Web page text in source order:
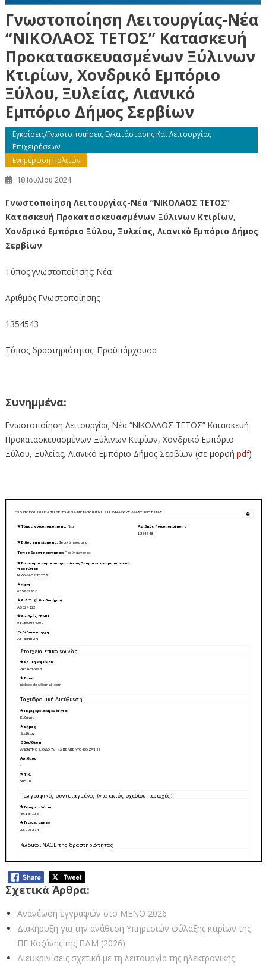
Γνωστοποίηση Λειτουργίας-Νέα
“ΝΙΚΟΛΑΟΣ ΤΕΤΟΣ” Κατασκευή
Προκατασκευασμένων Ξύλινων
Κτιρίων, Χονδρικό Εμπόριο
Ξύλου, Ξυλείας, Λιανικό
Εμπόριο Δήμος Σερβίων
Εγκρίσεις/γνωστοποιήσεις Εγκατάστασης Και Λειτουργίας
Επιχειρήσεων
Ενημέρωση Πολιτών
18 Ιουλίου 2024
Γνωστοποίηση Λειτουργίας-Νέα “ΝΙΚΟΛΑΟΣ ΤΕΤΟΣ”
Κατασκευή Προκατασκευασμένων Ξύλινων Κτιρίων,
Χονδρικό Εμπόριο Ξύλου, Ξυλείας, Λιανικό Εμπόριο Δήμος
Σερβίων
Τύπος γνωστοποίησης: Νέα
Αριθμός Γνωστοποίησης
1354543
Τύπος δραστηριότητας: Προϋπάρχουσα
Συνημμένα:
Γνωστοποίηση Λειτουργίας-Νέα “ΝΙΚΟΛΑΟΣ ΤΕΤΟΣ” Κατασκευή
Προκατασκευασμένων Ξύλινων Κτιρίων, Χονδρικό Εμπόριο
Ξύλου, Ξυλείας, Λιανικό Εμπόριο Δήμος Σερβίων (σε μορφή pdf)
Σχετικά Άρθρα:
Ανανέωση εγγραφών στο ΜΕΝΟ 2026
Διακήρυξη για την ανάθεση Υπηρεσιών φύλαξης κτιρίων της
ΠΕ Κοζάνης της ΠΔΜ (2026)
Διευκρινίσεις σχετικά με τη λειτουργία της ηλεκτρονικής